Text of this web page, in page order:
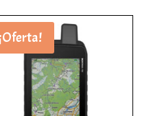
300,00€.289,19€.